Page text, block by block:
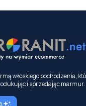
włoskiego pochodzenia,
i sprzedając marmur.